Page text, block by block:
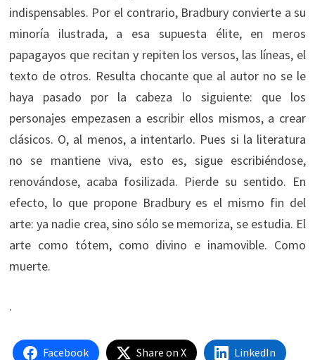
indispensables. Por el contrario, Bradbury convierte a su
minoría ilustrada, a esa supuesta élite, en meros
papagayos que recitan y repiten los versos, las líneas, el
texto de otros. Resulta chocante que al autor no se le
haya pasado por la cabeza lo siguiente: que los
personajes empezasen a escribir ellos mismos, a crear
clásicos. O, al menos, a intentarlo. Pues si la literatura
no se mantiene viva, esto es, sigue escribiéndose,
renovándose, acaba fosilizada. Pierde su sentido. En
efecto, lo que propone Bradbury es el mismo fin del
arte: ya nadie crea, sino sólo se memoriza, se estudia. El
arte como tótem, como divino e inamovible. Como
muerte.
.
Facebook Share on X LinkedIn